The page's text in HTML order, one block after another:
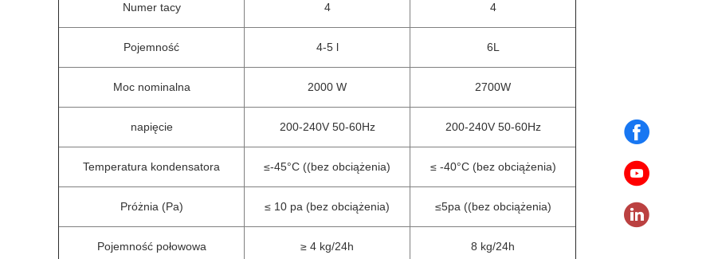
Numer tacy 4 4
Pojemność 4-5 l 6L
Moc nominalna 2000 W 2700W
napięcie 200-240V 50-60Hz 200-240V 50-60Hz
Temperatura kondensatora ≤-45°C ((bez obciążenia) ≤ -40°C (bez obciążenia)
Próżnia (Pa) ≤ 10 pa (bez obciążenia) ≤5pa ((bez obciążenia)
Pojemność połowowa ≥ 4 kg/24h 8 kg/24h